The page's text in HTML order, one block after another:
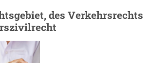
des Verkehrsrechts